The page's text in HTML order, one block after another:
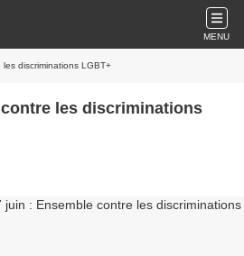
MENU
discriminations LGBT+
les discriminations